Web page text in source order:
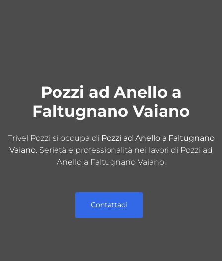
Pozzi ad Anello a
Faltugnano Vaiano
Trivel Pozzi si occupa di Pozzi ad Anello a Faltugnano
Vaiano. Serietà e professionalità nei lavori di Pozzi ad
Anello a Faltugnano Vaiano.
Contattaci